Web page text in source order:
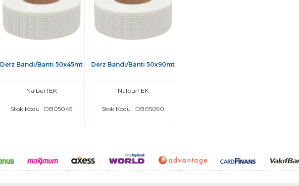
Derz Bandı/Bantı 50x45mt
NalburTEK
Stok Kodu : DB05045
Derz Bandı/Bantı 50x90mt
NalburTEK
Stok Kodu : DB05090